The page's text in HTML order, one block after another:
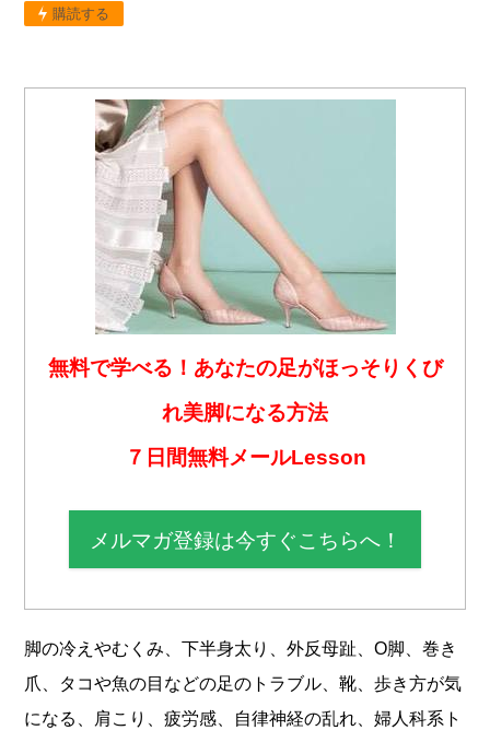
購読する
無料で学べる！あなたの足がほっそりくび
れ美脚になる方法
７日間無料メールLesson
メルマガ登録は今すぐこちらへ！
脚の冷えやむくみ、下半身太り、外反母趾、O脚、巻き
爪、タコや魚の目などの足のトラブル、靴、歩き方が気
になる、肩こり、疲労感、自律神経の乱れ、婦人科系ト